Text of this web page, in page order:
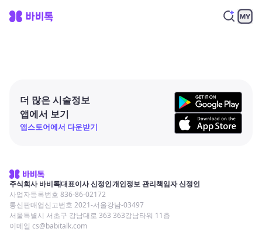
더 많은 시술정보
앱에서 보기
앱스토어에서 다운받기
주식회사 바비톡대표이사 신정인개인정보 관리책임자 신정인
사업자등록번호 836-86-02172
통신판매업신고번호 2021-서울강남-03497
서울특별시 서초구 강남대로 363 363강남타워 11층
이메일 cs@babitalk.com